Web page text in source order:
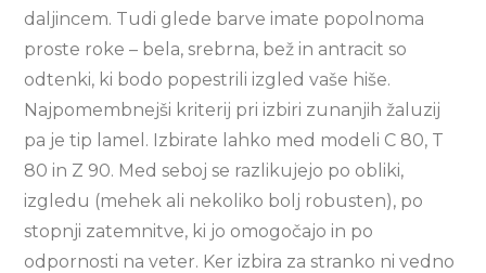
daljincem. Tudi glede barve imate popolnoma
proste roke – bela, srebrna, bež in antracit so
odtenki, ki bodo popestrili izgled vaše hiše.
Najpomembnejši kriterij pri izbiri zunanjih žaluzij
pa je tip lamel. Izbirate lahko med modeli C 80, T
80 in Z 90. Med seboj se razlikujejo po obliki,
izgledu (mehek ali nekoliko bolj robusten), po
stopnji zatemnitve, ki jo omogočajo in po
odpornosti na veter. Ker izbira za stranko ni vedno